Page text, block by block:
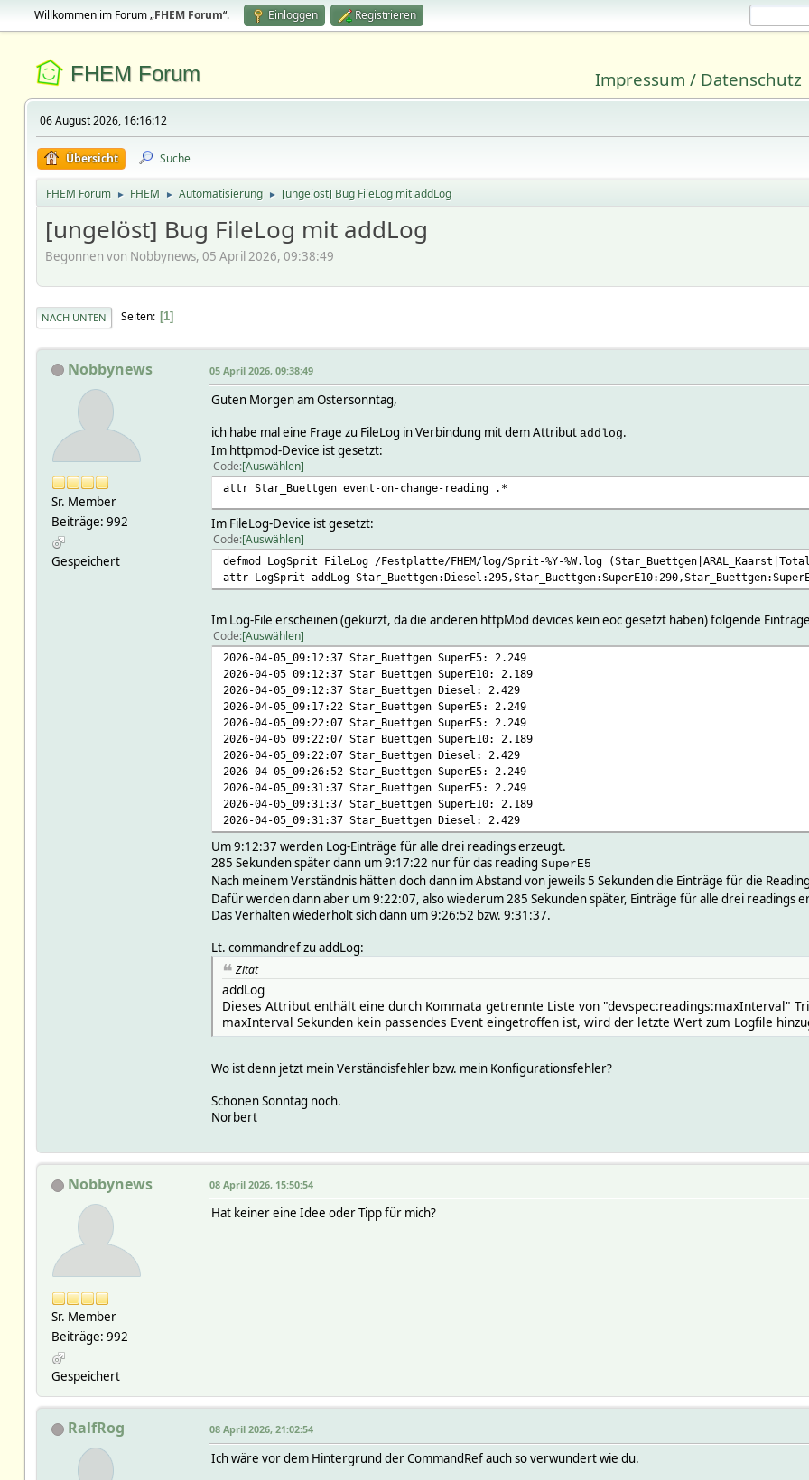
Willkommen im Forum „FHEM Forum“. Einloggen Registrieren
FHEM Forum Impressum / Datenschutz
06 August 2026, 16:16:12
Übersicht Suche
FHEM Forum ► FHEM ► Automatisierung ► [ungelöst] Bug FileLog mit addLog
[ungelöst] Bug FileLog mit addLog
Begonnen von Nobbynews, 05 April 2026, 09:38:49
NACH UNTEN Seiten 1
Nobbynews
Sr. Member
Beiträge: 992
Gespeichert
05 April 2026, 09:38:49
Guten Morgen am Ostersonntag,
ich habe mal eine Frage zu FileLog in Verbindung mit dem Attribut addlog.
Im httpmod-Device ist gesetzt:
Code Auswählen
attr Star_Buettgen event-on-change-reading .*
Im FileLog-Device ist gesetzt:
Code Auswählen
defmod LogSprit FileLog /Festplatte/FHEM/log/Sprit-%Y-%W.log
attr LogSprit addLog
Im Log-File erscheinen (gekürzt, da die anderen httpMod devices kein eoc gesetzt haben) folgende
Code Auswählen
2026-04-05_09:12:37 Star_Buettgen SuperE5: 2.249
2026-04-05_09:12:37 Star_Buettgen SuperE10: 2.189
2026-04-05_09:12:37 Star_Buettgen Diesel: 2.429
2026-04-05_09:17:22 Star_Buettgen SuperE5: 2.249
2026-04-05_09:22:07 Star_Buettgen SuperE5: 2.249
2026-04-05_09:22:07 Star_Buettgen SuperE10: 2.189
2026-04-05_09:22:07 Star_Buettgen Diesel: 2.429
2026-04-05_09:26:52 Star_Buettgen SuperE5: 2.249
2026-04-05_09:31:37 Star_Buettgen SuperE5: 2.249
2026-04-05_09:31:37 Star_Buettgen SuperE10: 2.189
2026-04-05_09:31:37 Star_Buettgen Diesel: 2.429
Um 9:12:37 werden Log-Einträge für alle drei readings erzeugt.
285 Sekunden später dann um 9:17:22 nur für das reading SuperE5
Nach meinem Verständnis hätten doch dann im Abstand von jeweils 5 Sekunden die Einträge für die
Dafür werden dann aber um 9:22:07, also wiederum 285 Sekunden später, Einträge für alle drei readings
Das Verhalten wiederholt sich dann um 9:26:52 bzw. 9:31:37.
Lt. commandref zu addLog:
Zitat
addLog
Dieses Attribut enthält eine durch Kommata getrennte Liste von "devspec:readings:maxInterval"
maxInterval Sekunden kein passendes Event eingetroffen ist, wird der letzte Wert zum Logfile
Wo ist denn jetzt mein Verständisfehler bzw. mein Konfigurationsfehler?
Schönen Sonntag noch.
Norbert
Nobbynews
Sr. Member
Beiträge: 992
Gespeichert
08 April 2026, 15:50:54
Hat keiner eine Idee oder Tipp für mich?
RalfRog 08 April 2026, 21:02:54
Ich wäre vor dem Hintergrund der CommandRef auch so verwundert wie du.